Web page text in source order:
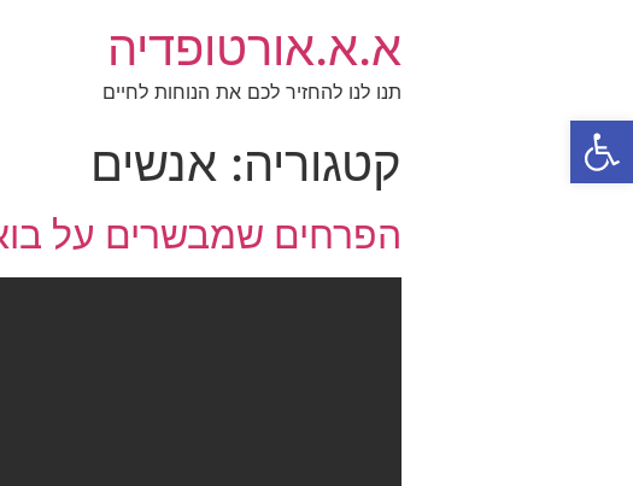
א.א.אורטופדיה
תנו לנו להחזיר לכם את הנוחות לחיים
קטגוריה: אנשים
הפרחים שמבשרים על
פתח סרגל נגישות